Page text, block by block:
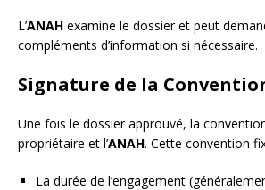
L’ANAH examine le dossier et peut
compléments d’information si nécessaire.
Signature de la
Une fois le dossier approuvé, la
propriétaire et l’ANAH. Cette convention
La durée de l’engagement